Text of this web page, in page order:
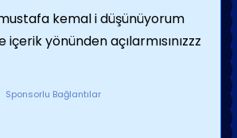
kemal i düşünüyorum
yönünden açılarmısınızzz
Sponsorlu Bağlantılar